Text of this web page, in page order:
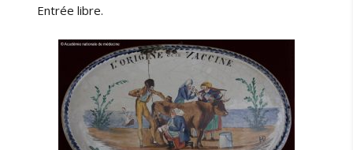
Entrée libre.